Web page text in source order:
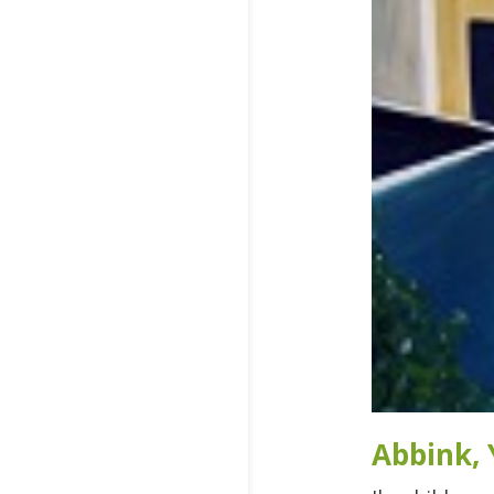
Abbink,